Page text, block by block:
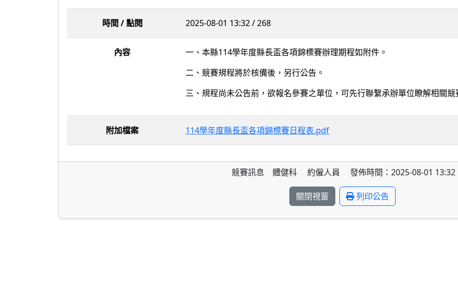
時間 / 點閱 2025-08-01 13:32 / 268
內容
一、本縣114學年度縣長盃各項錦標賽辦理期程如附件。
二、競賽規程將於核備後，另行公告。
三、規程尚未公告前，欲報名參賽之單位，可先行聯繫承辦單位瞭解相關
附加檔案 114學年度縣長盃各項錦標賽日程表.pdf
競賽訊息 體健科 約僱人員 發佈時間：2025-08-01 13:32
關閉視窗 列印公告